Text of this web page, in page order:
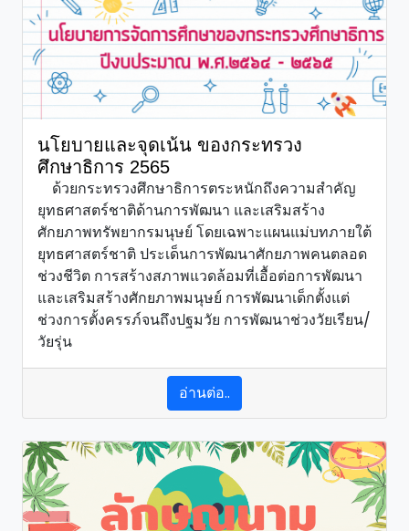
นโยบายและจุดเน้น ของกระทรวง
ศึกษาธิการ 2565
ด้วยกระทรวงศึกษาธิการตระหนักถึงความสำคัญ
ยุทธศาสตร์ชาติด้านการพัฒนา และเสริมสร้าง
ศักยภาพทรัพยากรมนุษย์ โดยเฉพาะแผนแม่บทภายใต้
ยุทธศาสตร์ชาติ ประเด็นการพัฒนาศักยภาพคนตลอด
ช่วงชีวิต การสร้างสภาพแวดล้อมที่เอื้อต่อการพัฒนา
และเสริมสร้างศักยภาพมนุษย์ การพัฒนาเด็กตั้งแต่
ช่วงการตั้งครรภ์จนถึงปฐมวัย การพัฒนาช่วงวัยเรียน/
วัยรุ่น
อ่านต่อ..